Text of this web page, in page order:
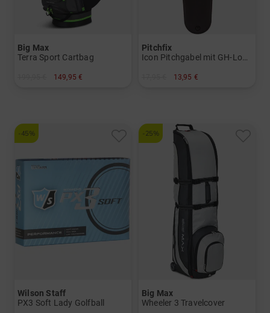
Big Max
Terra Sport Cartbag
149,95 €
Pitchfix
Icon Pitchgabel mit GH-Logo-Ballmarker
13,95 €
-45%
Wilson Staff
PX3 Soft Lady Golfball
-25%
Big Max
Wheeler 3 Travelcover